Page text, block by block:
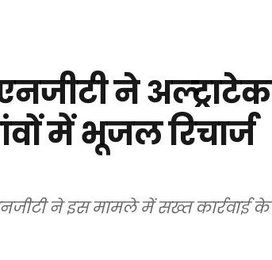
ने अल्ट्राटेक
में भूजल रिचार्ज
ने इस मामले में सख्त कार्रवाई के